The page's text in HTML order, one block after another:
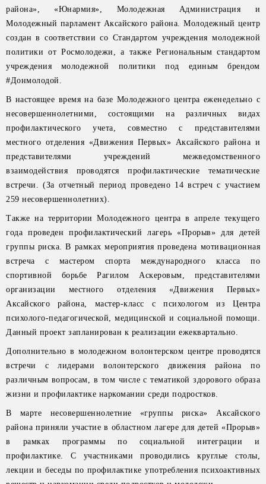
района», «Юнармия», Молодежная Администрация и
Молодежный парламент Аксайского района. Молодежный центр
создан в соответствии со Стандартом учреждения молодежной
политики от Росмолодежи, а также Региональным стандартом
учреждения молодежной политики под единым брендом
#Донмолодой.
В настоящее время на базе Молодежного центра еженедельно с
несовершеннолетними, состоящими на различных видах
профилактического учета, совместно с представителями
местного отделения «Движения Первых» Аксайского района и
представителями учреждений межведомственного
взаимодействия проводятся профилактические тематические
встречи. (За отчетный период проведено 14 встреч с участием
259 несовершеннолетних).
Также на территории Молодежного центра в апреле текущего
года проведен профилактический лагерь «Прорыв» для детей
группы риска. В рамках мероприятия проведена мотивационная
встреча с мастером спорта международного класса по
спортивной борьбе Рагилом Аскеровым, представителями
организации местного отделения «Движения Первых»
Аксайского района, мастер-класс с психологом из Центра
психолого-педагогической, медицинской и социальной помощи.
Данный проект запланирован к реализации ежеквартально.
Дополнительно в молодежном волонтерском центре проводятся
встречи с лидерами волонтерского движения района по
различным вопросам, в том числе с тематикой здорового образа
жизни и профилактике наркомании среди подростков.
В марте несовершеннолетние «группы риска» Аксайского
района приняли участие в областном лагере для детей «Прорыв»
в рамках программы по социальной интеграции и
профилактике. С участниками проводились круглые столы,
лекции и беседы по профилактике употребления психоактивных